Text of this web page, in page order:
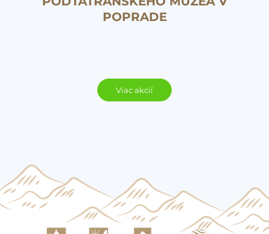
POPRADE
Viac akcií